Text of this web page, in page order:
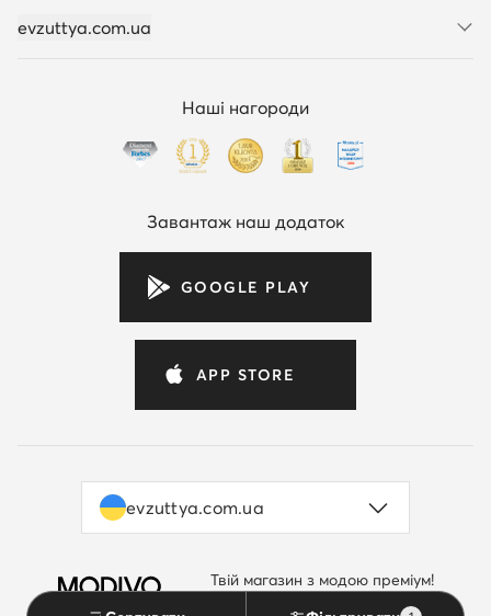
evzuttya.com.ua
Наші нагороди
Завантаж наш додаток
GOOGLE PLAY
APP STORE
evzuttya.com.ua
by evzuttya.com.ua
Твій магазин з модою преміум!